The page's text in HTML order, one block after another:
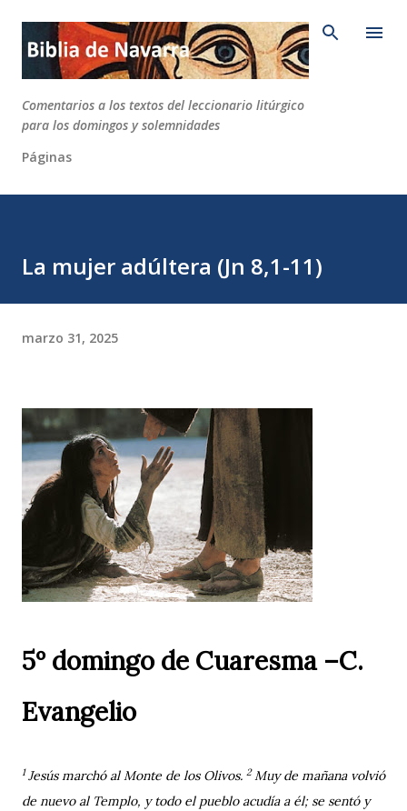
Ir al contenido principal
Comentarios a los textos del leccionario litúrgico
para los domingos y solemnidades
Páginas
La mujer adúltera (Jn 8,1-11)
marzo 31, 2025
5º domingo de Cuaresma –C.
Evangelio
1Jesús marchó al Monte de los Olivos. 2Muy de mañana volvió
de nuevo al Templo, y todo el pueblo acudía a él; se sentó y